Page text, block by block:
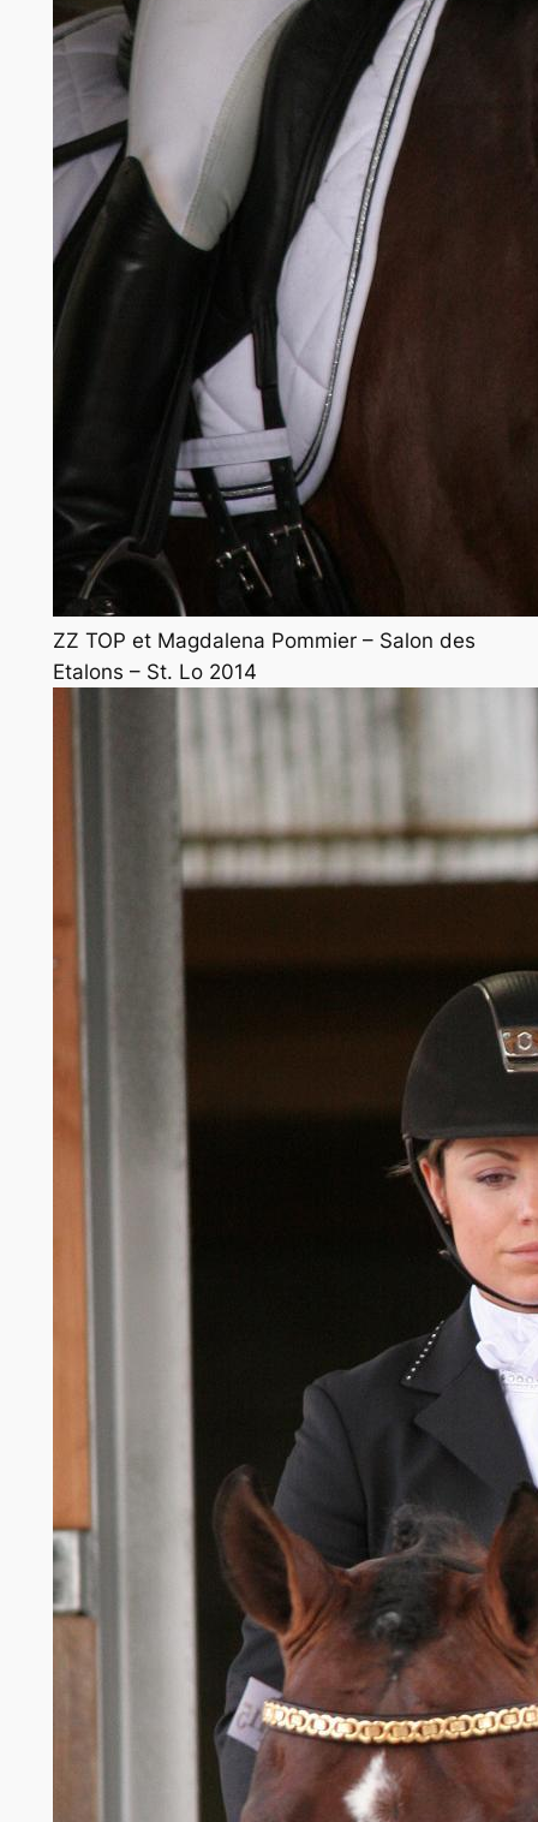
ZZ TOP et Magdalena Pommier – Salon des
Etalons – St. Lo 2014